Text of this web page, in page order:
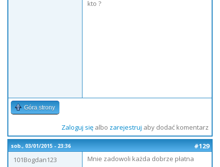
kto ?
Góra strony
Zaloguj sięalbo zarejestruj aby dodać komentarz
sob., 03/01/2015 - 23:36
#129
101Bogdan123
Mnie zadowoli każda dobrze płatna